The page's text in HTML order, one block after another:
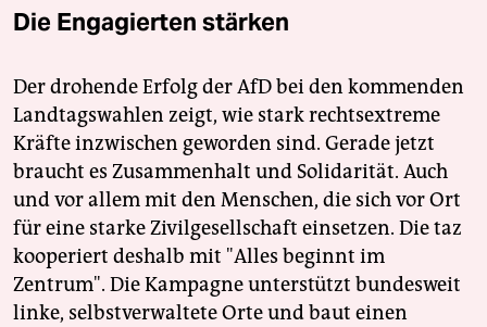
Die Engagierten stärken
Der drohende Erfolg der AfD bei den kommenden
Landtagswahlen zeigt, wie stark rechtsextreme
Kräfte inzwischen geworden sind. Gerade jetzt
braucht es Zusammenhalt und Solidarität. Auch
und vor allem mit den Menschen, die sich vor Ort
für eine starke Zivilgesellschaft einsetzen. Die taz
kooperiert deshalb mit "Alles beginnt im
Zentrum". Die Kampagne unterstützt bundesweit
linke, selbstverwaltete Orte und baut einen